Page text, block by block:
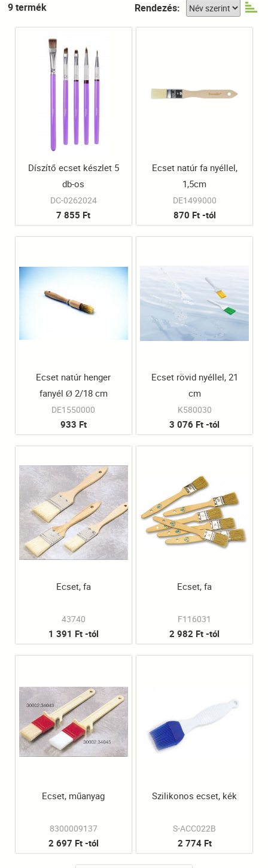
9 termék Rendezés:
Díszítő ecset készlet 5
db-os
DC-0262024
7 855 Ft
Ecset natúr fa nyéllel,
1,5cm
DE1499000
870 Ft -tól
Ecset natúr henger
fanyél Ø 2/18 cm
DE1550000
933 Ft
Ecset rövid nyéllel, 21
cm
K580030
3 076 Ft -tól
Ecset, fa
43740
1 391 Ft -tól
Ecset, fa
F116031
2 982 Ft -tól
Ecset, műanyag
8300009137
2 697 Ft -tól
Szilikonos ecset, kék
S-ACC022B
2 774 Ft